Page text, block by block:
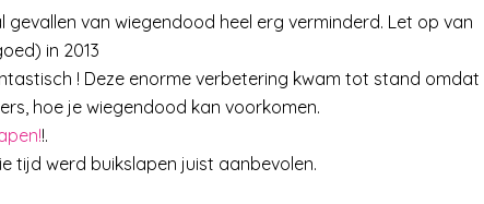
van wiegendood heel erg verminderd. Let op van
in 2013
! Deze enorme verbetering kwam tot stand omdat
hoe je wiegendood kan voorkomen.
!.
tijd werd buikslapen juist aanbevolen.